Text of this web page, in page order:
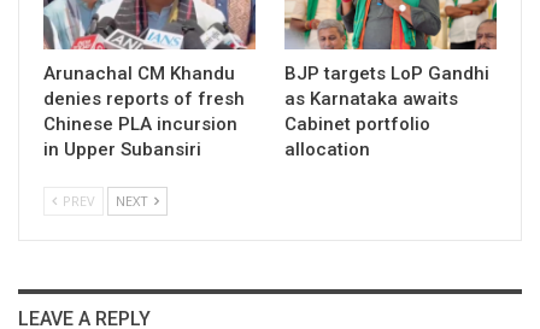
Arunachal CM Khandu
denies reports of fresh
Chinese PLA incursion
in Upper Subansiri
BJP targets LoP Gandhi
as Karnataka awaits
Cabinet portfolio
allocation
PREV NEXT
LEAVE A REPLY